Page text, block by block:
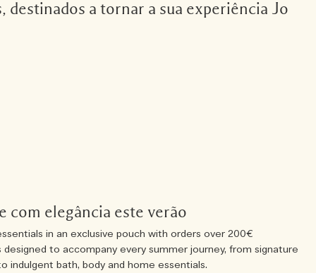
destinados a tornar a sua experiência Jo
com elegância este verão
in an exclusive pouch with orders over 200€
to accompany every summer journey, from signature
indulgent bath, body and home essentials.